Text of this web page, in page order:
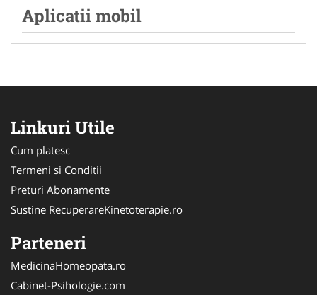
Aplicatii mobil
Linkuri Utile
Cum platesc
Termeni si Conditii
Preturi Abonamente
Sustine RecuperareKinetoterapie.ro
Parteneri
MedicinaHomeopata.ro
Cabinet-Psihologie.com